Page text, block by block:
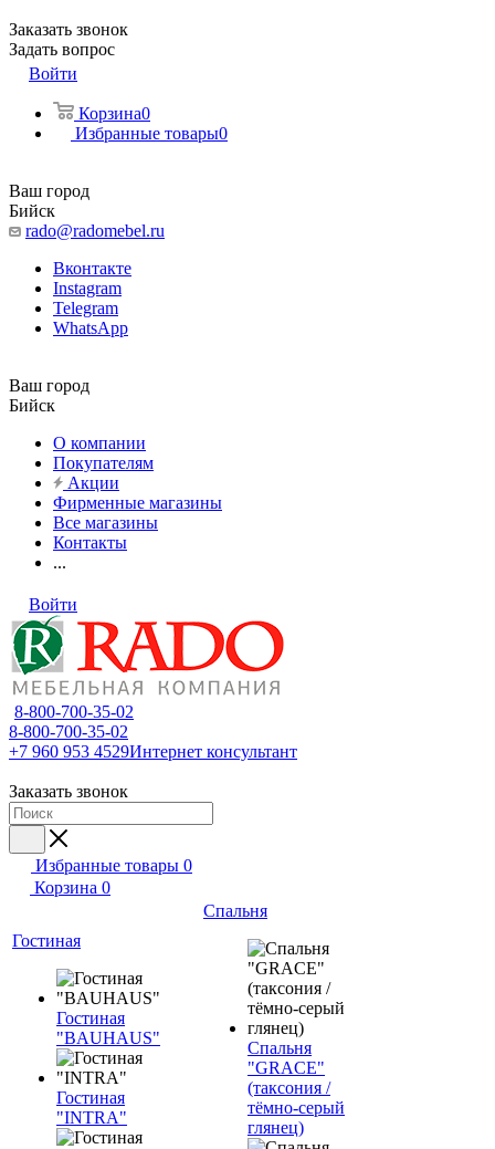
Заказать звонок
Задать вопрос
Войти
Корзина0
Избранные товары0
Ваш город
Бийск
rado@radomebel.ru
Вконтакте
Instagram
Telegram
WhatsApp
Ваш город
Бийск
О компании
Покупателям
Акции
Фирменные магазины
Все магазины
Контакты
...
Войти
8-800-700-35-02
8-800-700-35-02
+7 960 953 4529Интернет консультант
Заказать звонок
Избранные товары 0
Корзина 0
Гостиная
Гостиная
"BAUHAUS"
Гостиная
"INTRA"
Спальня
Спальня
"GRACE"
(таксония /
тёмно-серый
глянец)